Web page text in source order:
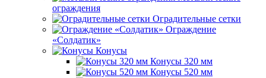
ограждения
Оградительные сетки
Ограждение
«Солдатик»
Конусы
Конусы 320 мм
Конусы 520 мм